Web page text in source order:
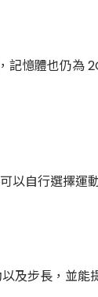
憶體也仍
自行選擇
步長，並